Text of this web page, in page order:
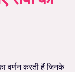
वर्णन करती हैं जिनके